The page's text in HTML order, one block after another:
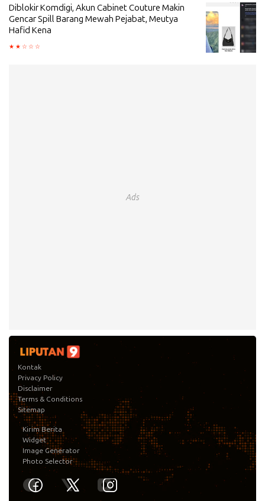
Diblokir Komdigi, Akun Cabinet Couture Makin
Gencar Spill Barang Mewah Pejabat, Meutya
Hafid Kena
Ads
Kontak
Privacy Policy
Disclaimer
Terms & Conditions
Sitemap
Kirim Berita
Widget
Image Generator
Photo Selector